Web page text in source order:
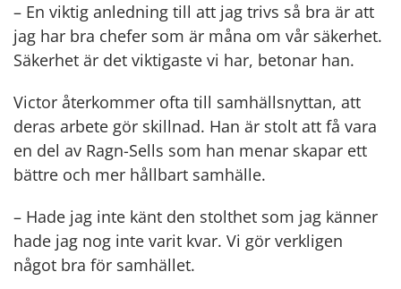
– En viktig anledning till att jag trivs så bra är att
jag har bra chefer som är måna om vår säkerhet.
Säkerhet är det viktigaste vi har, betonar han.
Victor återkommer ofta till samhällsnyttan, att
deras arbete gör skillnad. Han är stolt att få vara
en del av Ragn-Sells som han menar skapar ett
bättre och mer hållbart samhälle.
– Hade jag inte känt den stolthet som jag känner
hade jag nog inte varit kvar. Vi gör verkligen
något bra för samhället.